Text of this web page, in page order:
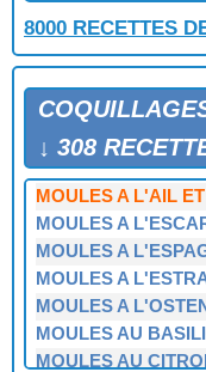
8000 RECETTES
↓ 308
MOULES A LA
MOULES A LA
MOULES A LA
MOULES A LA
MOULES A LA
MOULES A L'AIL
MOULES A L'AIL
MOULES A
MOULES A
MOULES A
MOULES A
MOULES AU
MOULES AU